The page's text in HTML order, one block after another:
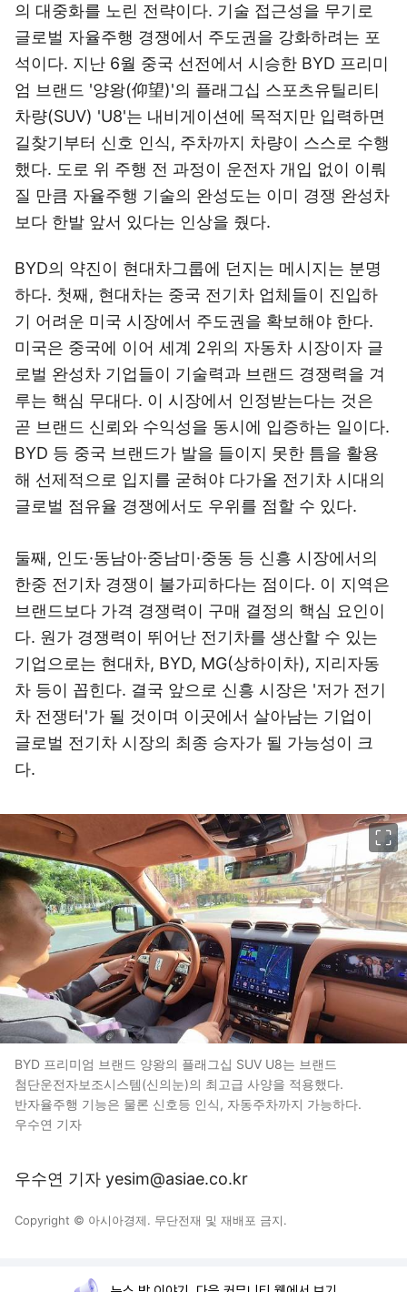
의 대중화를 노린 전략이다. 기술 접근성을 무기로
글로벌 자율주행 경쟁에서 주도권을 강화하려는 포
석이다. 지난 6월 중국 선전에서 시승한 BYD 프리미
엄 브랜드 '양왕(仰望)'의 플래그십 스포츠유틸리티
차량(SUV) 'U8'는 내비게이션에 목적지만 입력하면
길찾기부터 신호 인식, 주차까지 차량이 스스로 수행
했다. 도로 위 주행 전 과정이 운전자 개입 없이 이뤄
질 만큼 자율주행 기술의 완성도는 이미 경쟁 완성차
보다 한발 앞서 있다는 인상을 줬다.
BYD의 약진이 현대차그룹에 던지는 메시지는 분명
하다. 첫째, 현대차는 중국 전기차 업체들이 진입하
기 어려운 미국 시장에서 주도권을 확보해야 한다.
미국은 중국에 이어 세계 2위의 자동차 시장이자 글
로벌 완성차 기업들이 기술력과 브랜드 경쟁력을 겨
루는 핵심 무대다. 이 시장에서 인정받는다는 것은
곧 브랜드 신뢰와 수익성을 동시에 입증하는 일이다.
BYD 등 중국 브랜드가 발을 들이지 못한 틈을 활용
해 선제적으로 입지를 굳혀야 다가올 전기차 시대의
글로벌 점유율 경쟁에서도 우위를 점할 수 있다.
둘째, 인도·동남아·중남미·중동 등 신흥 시장에서의
한중 전기차 경쟁이 불가피하다는 점이다. 이 지역은
브랜드보다 가격 경쟁력이 구매 결정의 핵심 요인이
다. 원가 경쟁력이 뛰어난 전기차를 생산할 수 있는
기업으로는 현대차, BYD, MG(상하이차), 지리자동
차 등이 꼽힌다. 결국 앞으로 신흥 시장은 '저가 전기
차 전쟁터'가 될 것이며 이곳에서 살아남는 기업이
글로벌 전기차 시장의 최종 승자가 될 가능성이 크
다.
BYD 프리미엄 브랜드 양왕의 플래그십 SUV U8는 브랜드
첨단운전자보조시스템(신의눈)의 최고급 사양을 적용했다.
반자율주행 기능은 물론 신호등 인식, 자동주차까지 가능하다.
우수연 기자
우수연 기자 yesim@asiae.co.kr
Copyright © 아시아경제. 무단전재 및 재배포 금지.